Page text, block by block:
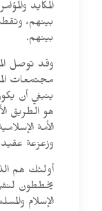
المكايد
بينهم،
بينهم.
وقد توصل
مجتمعات
ينبغي أن
هو الطريق
الأمة
وزعزعة
أولئك هم
يخططون
الإسلام